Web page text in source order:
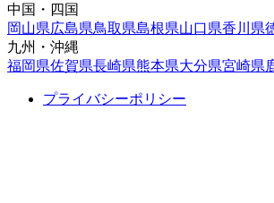
中国・四国
岡山県広島県鳥取県島根県山口県香川県
九州・沖縄
福岡県佐賀県長崎県熊本県大分県宮崎県
プライバシーポリシー